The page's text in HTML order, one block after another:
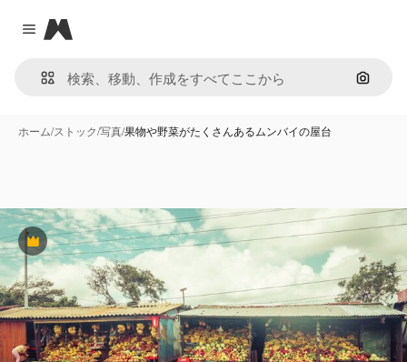
Close menu
Magnific
画像で
ホーム/ストック/写真/果物や野菜がたくさんあるムンバイの屋台
Premium